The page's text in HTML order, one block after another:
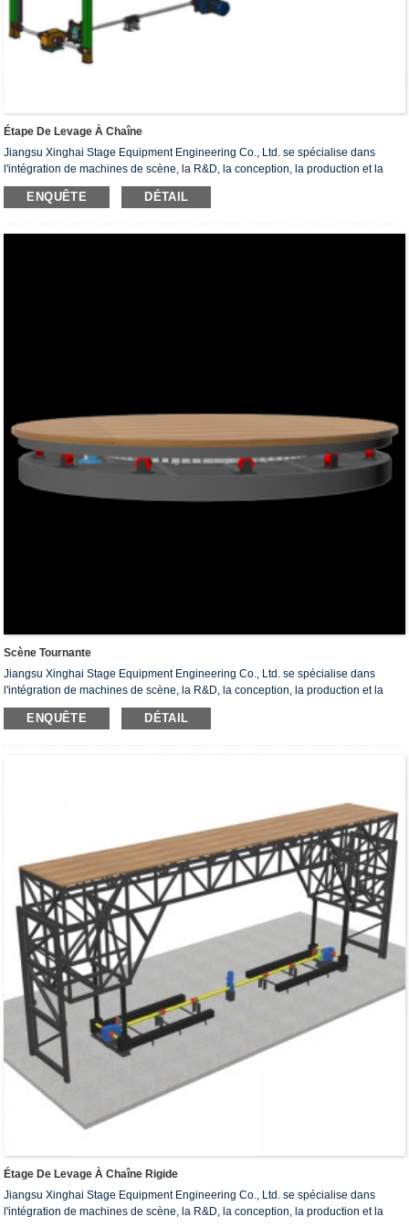
Étape De Levage À Chaîne
Jiangsu Xinghai Stage Equipment Engineering Co., Ltd. se spécialise dans
l'intégration de machines de scène, la R&D, la conception, la production et la
construction.Elle entreprend principalement des projets d'ingénierie tels que
l'aérospatiale militaire, les théâtres, les gymnases, les salles de conférence et les
ENQUÊTE DÉTAIL
Scène Tournante
Jiangsu Xinghai Stage Equipment Engineering Co., Ltd. se spécialise dans
l'intégration de machines de scène, la R&D, la conception, la production et la
construction.Elle entreprend principalement des projets d'ingénierie tels que
l'aérospatiale militaire, les théâtres, les gymnases, les salles de conférence et les
ENQUÊTE DÉTAIL
Étage De Levage À Chaîne Rigide
Jiangsu Xinghai Stage Equipment Engineering Co., Ltd. se spécialise dans
l'intégration de machines de scène, la R&D, la conception, la production et la